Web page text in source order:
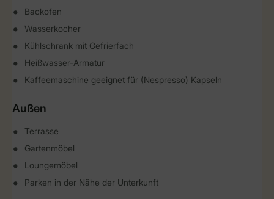
Backofen
Wasserkocher
Kühlschrank mit Gefrierfach
Heißwasser-Armatur
Kaffeemaschine geeignet für (Nespresso) Kapseln
Außen
Terrasse
Gartenmöbel
Loungemöbel
Parken in der Nähe der Unterkunft